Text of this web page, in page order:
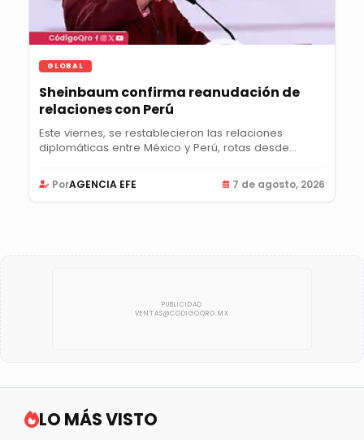
GLOBAL
Sheinbaum confirma reanudación de
relaciones con Perú
Este viernes, se restablecieron las relaciones
diplomáticas entre México y Perú, rotas desde...
PorAGENCIA EFE 7 de agosto, 2026
LO MÁS VISTO